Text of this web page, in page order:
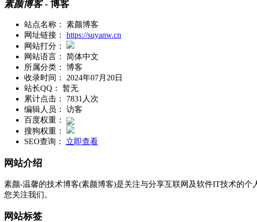
素颜博客- 博客
站点名称：
素颜博客
网址链接：
https://suyanw.cn
网站打分：
网站语言：
简体中文
所属分类：
博客
收录时间：
2024年07月20日
站长QQ：
暂无
累计点击：
7831人次
编辑人员：
访客
百度权重：
搜狗权重：
SEO查询：
立即查看
网站介绍
素颜-温馨的技术博客(素颜博客)是关注与分享互联网及软件IT技术的
您关注我们。
网站标签